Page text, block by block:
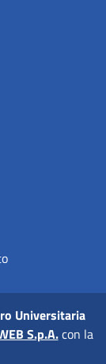
Universitaria
S.p.A.con la